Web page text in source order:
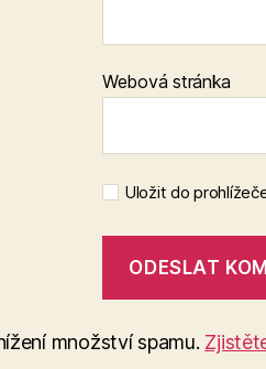
Webová stránka
Uložit do
množství spamu.